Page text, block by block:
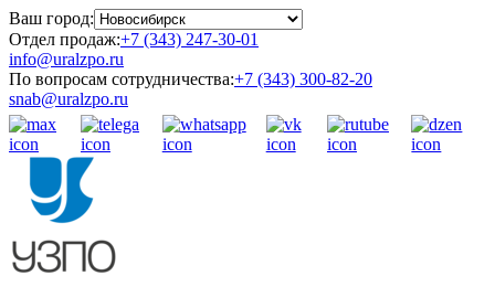
Ваш город:
Отдел продаж:+7 (343) 247-30-01
info@uralzpo.ru
По вопросам сотрудничества:+7 (343) 300-82-20
snab@uralzpo.ru